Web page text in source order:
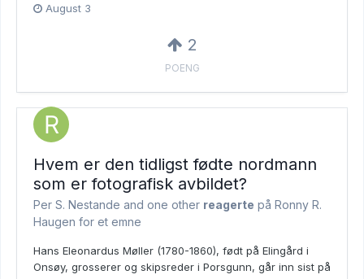
August 3
2
POENG
Hvem er den tidligst fødte nordmann
som er fotografisk avbildet?
Per S. Nestande and one other reagerte på Ronny R.
Haugen for et emne
Hans Eleonardus Møller (1780-1860), født på Elingård i
Onsøy, grosserer og skipsreder i Porsgunn, går inn sist på